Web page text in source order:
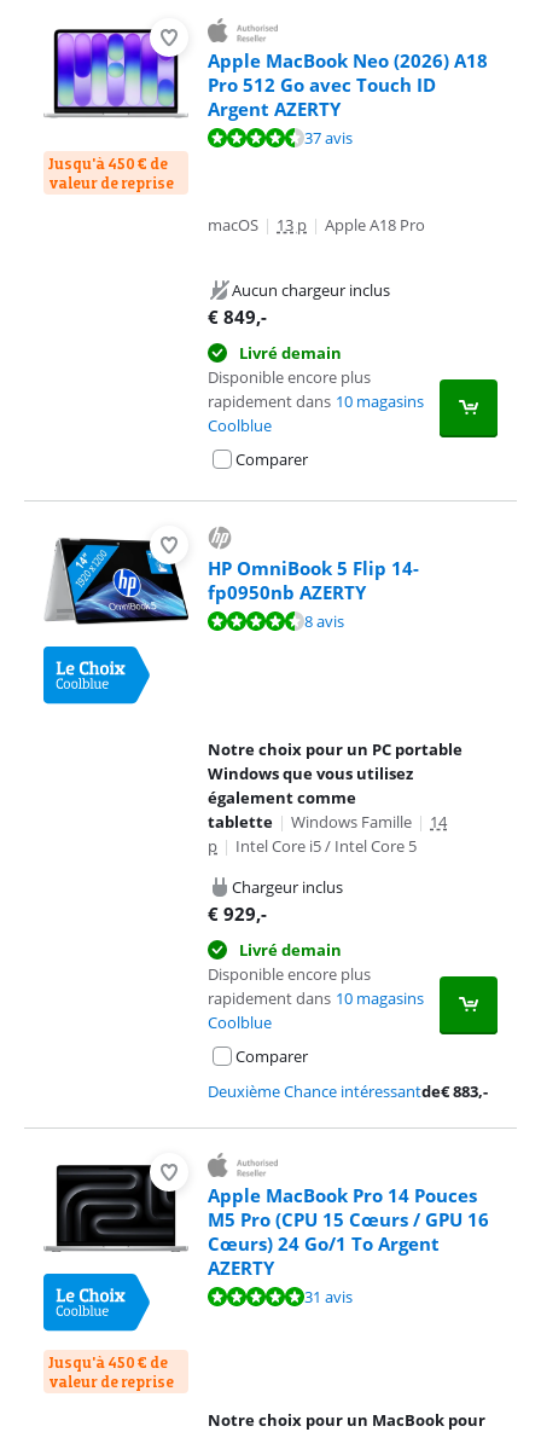
Jusqu'à 450 € de
valeur de reprise
Apple MacBook Neo (2026) A18
Pro 512 Go avec Touch ID
Argent AZERTY
La note est de 9,4 sur 10, basée sur 37 avis.37 avis
macOS | 13 p | Apple A18 Pro
Aucun chargeur inclus
€ 849,-
Livré demain
Disponible encore plus
rapidement dans 10 magasins
Coolblue
Comparer
HP OmniBook 5 Flip 14-
fp0950nb AZERTY
La note est de 8,9 sur 10, basée sur 8 avis.8 avis
Notre choix pour un PC portable
Windows que vous utilisez
également comme
tablette | Windows Famille | 14
p | Intel Core i5 / Intel Core 5
Chargeur inclus
€ 929,-
Livré demain
Disponible encore plus
rapidement dans 10 magasins
Coolblue
Comparer
Deuxième Chance intéressantde€883,-
Jusqu'à 450 € de
valeur de reprise
Apple MacBook Pro 14 Pouces
M5 Pro (CPU 15 Cœurs / GPU 16
Cœurs) 24 Go/1 To Argent
AZERTY
La note est de 9,6 sur 10, basée sur 31 avis.31 avis
Notre choix pour un MacBook pour